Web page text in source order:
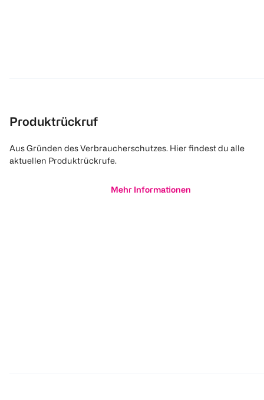
Produktrückruf
Aus Gründen des Verbraucherschutzes. Hier findest du alle
aktuellen Produktrückrufe.
Mehr Informationen